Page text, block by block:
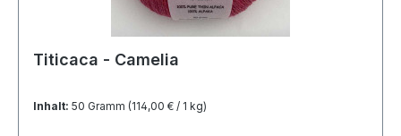
Titicaca - Camelia
Inhalt: 50 Gramm (114,00 € / 1 kg)